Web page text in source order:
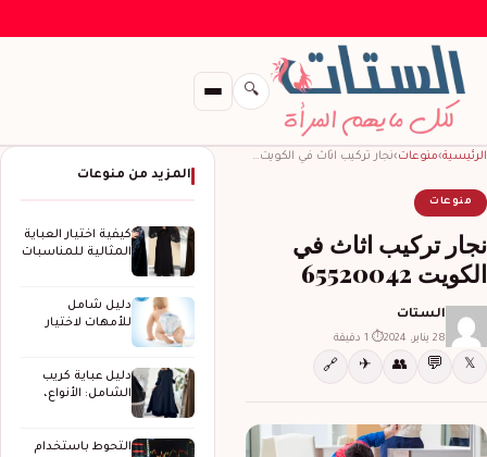
🔍
الرئيسية›منوعات›نجار تركيب اثاث في الكويت…
منوعات
نجار تركيب اثاث في
الكويت 65520042
الستات
28 يناير، 2024 ⏱ 1 دقيقة
𝕏
💬
👥
✈
🔗
المزيد من منوعات
كيفية اختيار العباية
المثالية للمناسبات
دليل شامل
للأمهات لاختيار
دليل عباية كريب
الشامل: الأنواع،
التحوط باستخدام